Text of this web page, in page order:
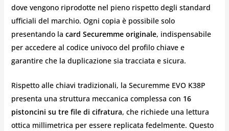
dove vengono riprodotte nel pieno rispetto degli standard
ufficiali del marchio. Ogni copia è possibile solo
presentando la card Securemme originale, indispensabile
per accedere al codice univoco del profilo chiave e
garantire che la duplicazione sia tracciata e sicura.
Rispetto alle chiavi tradizionali, la Securemme EVO K38P
presenta una struttura meccanica complessa con 16
pistoncini su tre file di cifratura, che richiede una lettura
ottica millimetrica per essere replicata fedelmente. Questo